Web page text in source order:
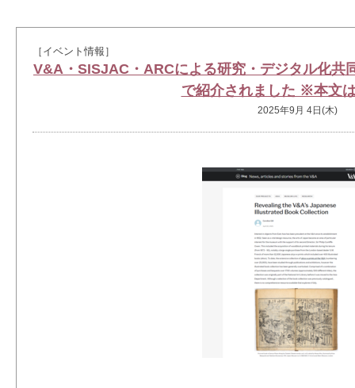
［イベント情報］
V&A・SISJAC・ARCによる研究・デジタル化共
で紹介されました ※本文
2025年9月 4日(木)